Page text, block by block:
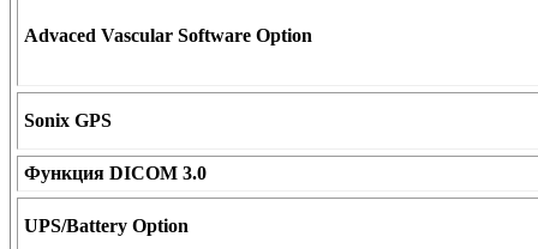
Advaced Vascular Software Option
Sonix GPS
Функция DICOM 3.0
UPS/Battery Option